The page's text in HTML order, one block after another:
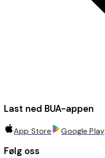
Last ned BUA-appen
App Store Google Play
Følg oss